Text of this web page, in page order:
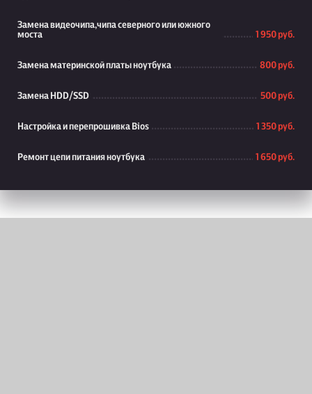
Замена видеочипа,чипа северного или южного
моста
1 950 руб.
Замена материнской платы ноутбука 800 руб.
Замена HDD/SSD 500 руб.
Настройка и перепрошивка Bios 1 350 руб.
Ремонт цепи питания ноутбука 1 650 руб.